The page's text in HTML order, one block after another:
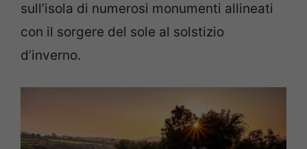
sull’isola di numerosi monumenti allineati
con il sorgere del sole al solstizio
d’inverno.